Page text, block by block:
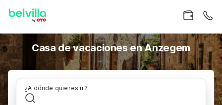
Casa de vacaciones en Anzegem
¿A dónde quieres ir?